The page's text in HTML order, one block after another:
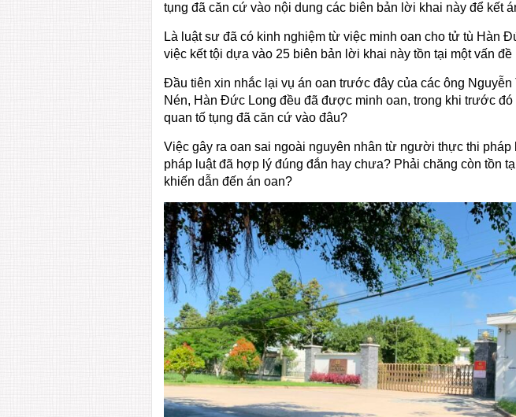
tụng đã căn cứ vào nội dung các biên bản lời khai này để kết
Là luật sư đã có kinh nghiệm từ việc minh oan cho tử tù Hàn
việc kết tội dựa vào 25 biên bản lời khai này tồn tại một vấn đề
Đầu tiên xin nhắc lại vụ án oan trước đây của các ông
Nén, Hàn Đức Long đều đã được minh oan, trong khi trước đó
quan tố tụng đã căn cứ vào đâu?
Việc gây ra oan sai ngoài nguyên nhân từ người thực thi pháp
pháp luật đã hợp lý đúng đắn hay chưa? Phải chăng còn tồn
khiến dẫn đến án oan?